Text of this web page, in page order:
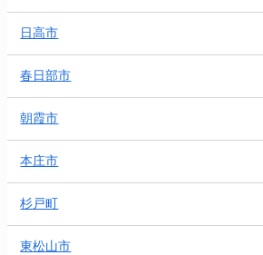
日高市
春日部市
朝霞市
本庄市
杉戸町
東松山市